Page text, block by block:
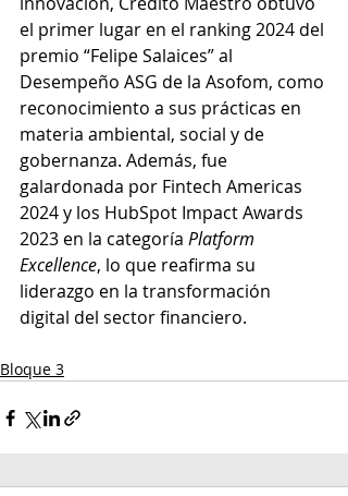
el primer lugar en el ranking 2024 del
premio “Felipe Salaices” al
Desempeño ASG de la Asofom, como
reconocimiento a sus prácticas en
materia ambiental, social y de
gobernanza. Además, fue
galardonada por Fintech Americas
2024 y los HubSpot Impact Awards
2023 en la categoría Platform
Excellence, lo que reafirma su
liderazgo en la transformación
digital del sector financiero.
Bloque 3